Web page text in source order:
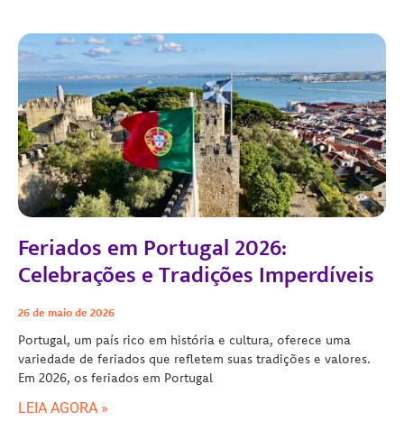
Feriados em Portugal 2026:
Celebrações e Tradições Imperdíveis
26 de maio de 2026
Portugal, um país rico em história e cultura, oferece uma
variedade de feriados que refletem suas tradições e valores.
Em 2026, os feriados em Portugal
LEIA AGORA »